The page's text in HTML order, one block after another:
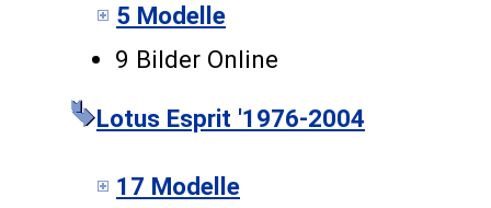
5 Modelle
9 Bilder Online
Lotus Esprit '1976-2004
17 Modelle